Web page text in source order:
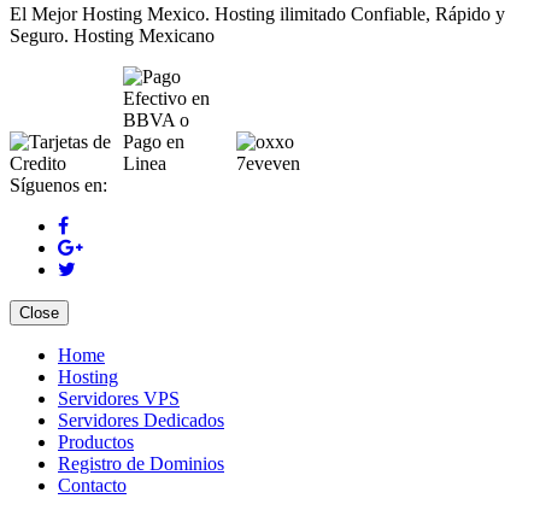
El Mejor Hosting Mexico. Hosting ilimitado Confiable, Rápido y
Seguro. Hosting Mexicano
Síguenos en:
Close
Home
Hosting
Servidores VPS
Servidores Dedicados
Productos
Registro de Dominios
Contacto